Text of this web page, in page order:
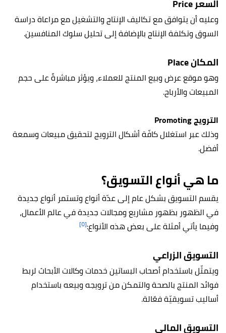
السعر Price
وعليه أن يتوافق مع تكاليف الإنتاج والتشغيل مع مراعاة دراسة
السوق وتكلفة الإنتاج بالإضافة إلى تحليل سلوك المنافسين.
المكان Place
وهو موقع عرض وبيع المنتج للعملاء، ويؤثر مباشرةً على حجم
المبيعات والأرباح.
الترويج Promoting
وذلك عبر استغلال كافّة أشكال الترويج لتحقيق مبيعات وسمعة
أفضل.
ما هي أنواع التسويق؟
يقسم التسويق بشكل عام إلى عدّة أنواع وتستمر أنواع جديدة
في الظهور بظهور مشاريع ومجالات جديدة في عالم الأعمال،
وفيما يأتي أمثلة على بعض هذه الأنواع:[٥]
التسويق الزراعي
ويتمثّل باستخدام أصحاب البساتين خدمات وكالات الأبحاث لربط
فوائد المنتج بالصحة والتمكن من ترويجه وبيعه باستخدام
أساليب تسويقيّة فعّالة.
التسويق المالي